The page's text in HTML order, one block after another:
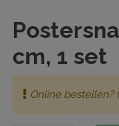
cm, 1 set
Online bestellen?